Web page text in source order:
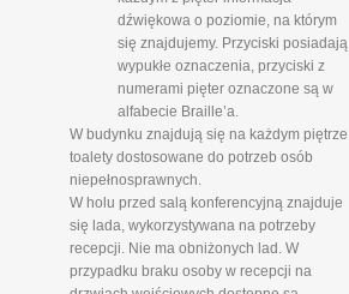
dźwiękowa o poziomie, na którym
się znajdujemy. Przyciski posiadają
wypukłe oznaczenia, przyciski z
numerami pięter oznaczone są w
alfabecie Braille’a.
W budynku znajdują się na każdym piętrze
toalety dostosowane do potrzeb osób
niepełnosprawnych.
W holu przed salą konferencyjną znajduje
się lada, wykorzystywana na potrzeby
recepcji. Nie ma obniżonych lad. W
przypadku braku osoby w recepcji na